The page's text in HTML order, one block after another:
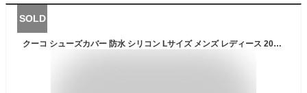
SOLD
クーコ シューズカバー 防水 シリコン Lサイズ メンズ レディース 20531-90007l COOCO | レインカバー ファスナー付き 収納袋付き アウトドア スニーカーカバー[即日発送]